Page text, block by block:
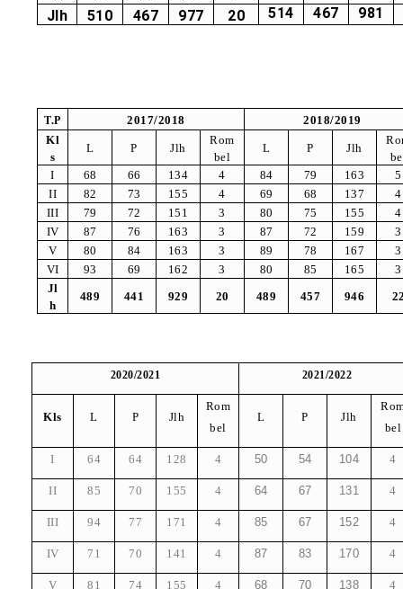
Jlh
510 467 977 20 514 467 981
T.P 2017/2018
2018/2019
Kl
s
L P Jlh
Rom
bel
L P Jlh
I
68 66 134 4 84 79 163
5
II
82 73 155 4 69 68 137
4
III
79 72 151 3 80 75 155
4
IV
87 76 163 3 87 72 159
3
V
80 84 163 3 89 78 167
3
VI
93 69 162 3 80 85 165
3
Jl
h
489 441 929 20 489 457 946
2020/2021 2021/2022
Kls L P Jlh
Rom
bel
L P Jlh
bel
I 64 64 128 4 50 54 104 4
II 85 70 155 4 64 67 131 4
III 94 77 171 4 85 67 152 4
IV 71 70 141 4 87 83 170 4
V 81 74 155 4 68 70 138 4